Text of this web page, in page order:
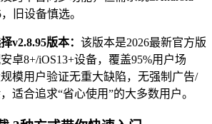
旧设备慎选。
v2.8.95版本： 该版本是2026最新官方版
卓8+/iOS13+设备，覆盖95%用户场
模用户验证无重大缺陷，无强制广告/
适合追求“省心使用”的大多数用户。